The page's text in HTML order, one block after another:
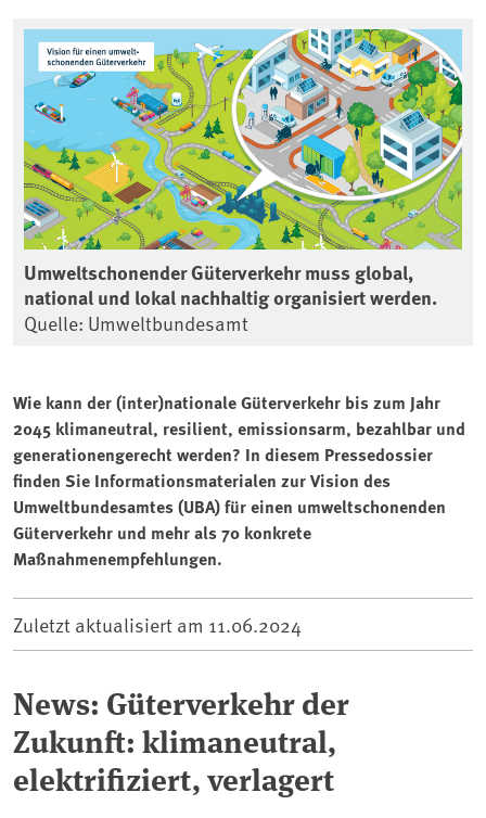
Umweltschonender Güterverkehr muss global,
national und lokal nachhaltig organisiert werden.
Quelle: Umweltbundesamt
Wie kann der (inter)nationale Güterverkehr bis zum Jahr
2045 klimaneutral, resilient, emissionsarm, bezahlbar und
generationengerecht werden? In diesem Pressedossier
finden Sie Informationsmaterialen zur Vision des
Umweltbundesamtes (UBA) für einen umweltschonenden
Güterverkehr und mehr als 70 konkrete
Maßnahmenempfehlungen.
Zuletzt aktualisiert am 11.06.2024
News: Güterverkehr der
Zukunft: klimaneutral,
elektrifiziert, verlagert